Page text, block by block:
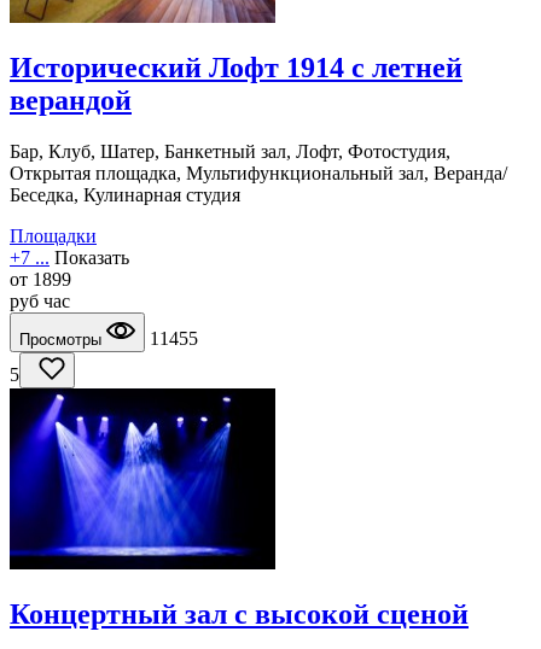
Исторический Лофт 1914 с летней
верандой
Бар, Клуб, Шатер, Банкетный зал, Лофт, Фотостудия,
Открытая площадка, Мультифункциональный зал, Веранда/
Беседка, Кулинарная студия
Площадки
+7 ... Показать
от 1899
руб час
Просмотры
11455
5
Концертный зал с высокой сценой